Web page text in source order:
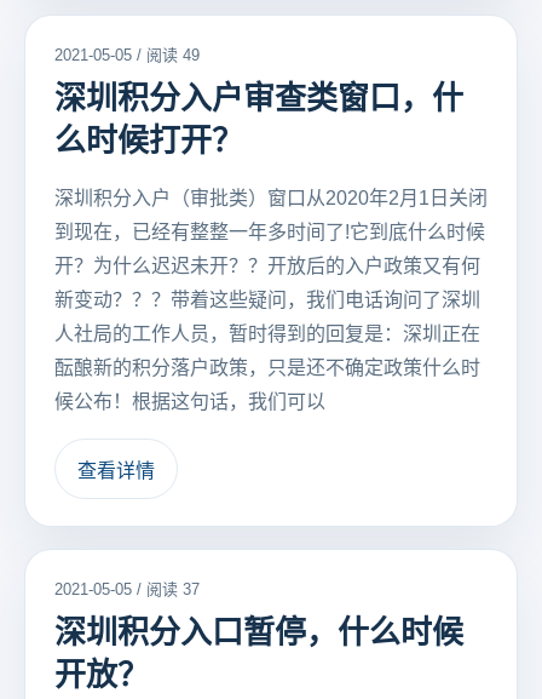
2021-05-05 / 阅读 49
深圳积分入户审查类窗口，什
么时候打开？
深圳积分入户（审批类）窗口从2020年2月1日关闭
到现在，已经有整整一年多时间了!它到底什么时候
开？为什么迟迟未开？？开放后的入户政策又有何
新变动？？？带着这些疑问，我们电话询问了深圳
人社局的工作人员，暂时得到的回复是：深圳正在
酝酿新的积分落户政策，只是还不确定政策什么时
候公布！根据这句话，我们可以
查看详情
2021-05-05 / 阅读 37
深圳积分入口暂停，什么时候
开放？